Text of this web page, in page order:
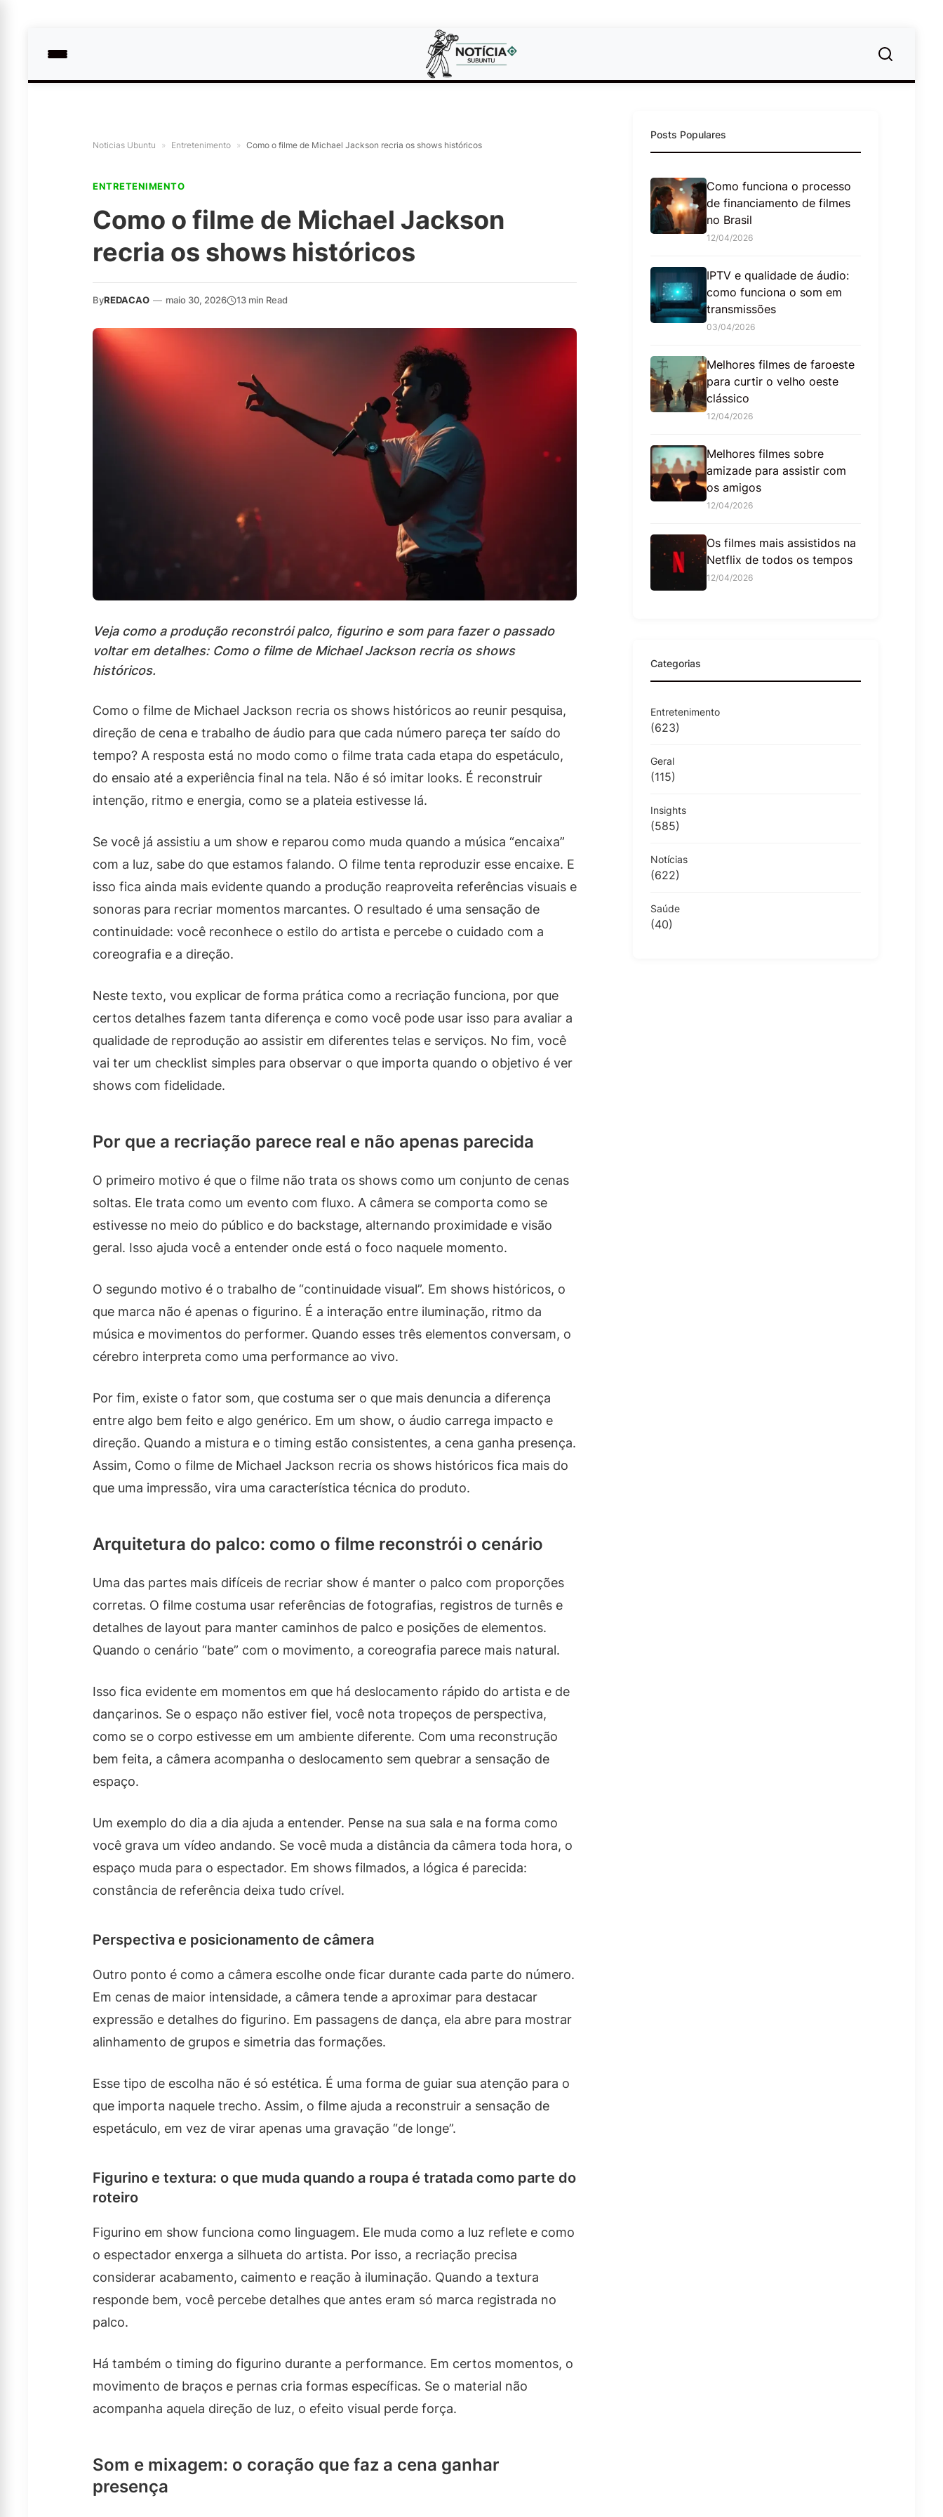
Noticias Ubuntu » Entretenimento » Como o filme de Michael Jackson recria os shows históricos
ENTRETENIMENTO
Como o filme de Michael Jackson
recria os shows históricos
ByREDACAO — maio 30, 2026 13 min Read
Veja como a produção reconstrói palco, figurino e som para fazer o passado
voltar em detalhes: Como o filme de Michael Jackson recria os shows
históricos.
Como o filme de Michael Jackson recria os shows históricos ao reunir pesquisa,
direção de cena e trabalho de áudio para que cada número pareça ter saído do
tempo? A resposta está no modo como o filme trata cada etapa do espetáculo,
do ensaio até a experiência final na tela. Não é só imitar looks. É reconstruir
intenção, ritmo e energia, como se a plateia estivesse lá.
Se você já assistiu a um show e reparou como muda quando a música “encaixa”
com a luz, sabe do que estamos falando. O filme tenta reproduzir esse encaixe. E
isso fica ainda mais evidente quando a produção reaproveita referências visuais e
sonoras para recriar momentos marcantes. O resultado é uma sensação de
continuidade: você reconhece o estilo do artista e percebe o cuidado com a
coreografia e a direção.
Neste texto, vou explicar de forma prática como a recriação funciona, por que
certos detalhes fazem tanta diferença e como você pode usar isso para avaliar a
qualidade de reprodução ao assistir em diferentes telas e serviços. No fim, você
vai ter um checklist simples para observar o que importa quando o objetivo é ver
shows com fidelidade.
Por que a recriação parece real e não apenas parecida
O primeiro motivo é que o filme não trata os shows como um conjunto de cenas
soltas. Ele trata como um evento com fluxo. A câmera se comporta como se
estivesse no meio do público e do backstage, alternando proximidade e visão
geral. Isso ajuda você a entender onde está o foco naquele momento.
O segundo motivo é o trabalho de “continuidade visual”. Em shows históricos, o
que marca não é apenas o figurino. É a interação entre iluminação, ritmo da
música e movimentos do performer. Quando esses três elementos conversam, o
cérebro interpreta como uma performance ao vivo.
Por fim, existe o fator som, que costuma ser o que mais denuncia a diferença
entre algo bem feito e algo genérico. Em um show, o áudio carrega impacto e
direção. Quando a mistura e o timing estão consistentes, a cena ganha presença.
Assim, Como o filme de Michael Jackson recria os shows históricos fica mais do
que uma impressão, vira uma característica técnica do produto.
Arquitetura do palco: como o filme reconstrói o cenário
Uma das partes mais difíceis de recriar show é manter o palco com proporções
corretas. O filme costuma usar referências de fotografias, registros de turnês e
detalhes de layout para manter caminhos de palco e posições de elementos.
Quando o cenário “bate” com o movimento, a coreografia parece mais natural.
Isso fica evidente em momentos em que há deslocamento rápido do artista e de
dançarinos. Se o espaço não estiver fiel, você nota tropeços de perspectiva,
como se o corpo estivesse em um ambiente diferente. Com uma reconstrução
bem feita, a câmera acompanha o deslocamento sem quebrar a sensação de
espaço.
Um exemplo do dia a dia ajuda a entender. Pense na sua sala e na forma como
você grava um vídeo andando. Se você muda a distância da câmera toda hora, o
espaço muda para o espectador. Em shows filmados, a lógica é parecida:
constância de referência deixa tudo crível.
Perspectiva e posicionamento de câmera
Outro ponto é como a câmera escolhe onde ficar durante cada parte do número.
Em cenas de maior intensidade, a câmera tende a aproximar para destacar
expressão e detalhes do figurino. Em passagens de dança, ela abre para mostrar
alinhamento de grupos e simetria das formações.
Esse tipo de escolha não é só estética. É uma forma de guiar sua atenção para o
que importa naquele trecho. Assim, o filme ajuda a reconstruir a sensação de
espetáculo, em vez de virar apenas uma gravação “de longe”.
Figurino e textura: o que muda quando a roupa é tratada como parte do
roteiro
Figurino em show funciona como linguagem. Ele muda como a luz reflete e como
o espectador enxerga a silhueta do artista. Por isso, a recriação precisa
considerar acabamento, caimento e reação à iluminação. Quando a textura
responde bem, você percebe detalhes que antes eram só marca registrada no
palco.
Há também o timing do figurino durante a performance. Em certos momentos, o
movimento de braços e pernas cria formas específicas. Se o material não
acompanha aquela direção de luz, o efeito visual perde força.
Som e mixagem: o coração que faz a cena ganhar
presença
Posts Populares
Como funciona o processo
de financiamento de filmes
no Brasil
12/04/2026
IPTV e qualidade de áudio:
como funciona o som em
transmissões
03/04/2026
Melhores filmes de faroeste
para curtir o velho oeste
clássico
12/04/2026
Melhores filmes sobre
amizade para assistir com
os amigos
12/04/2026
Os filmes mais assistidos na
Netflix de todos os tempos
12/04/2026
Categorias
Entretenimento
(623)
Geral
(115)
Insights
(585)
Notícias
(622)
Saúde
(40)